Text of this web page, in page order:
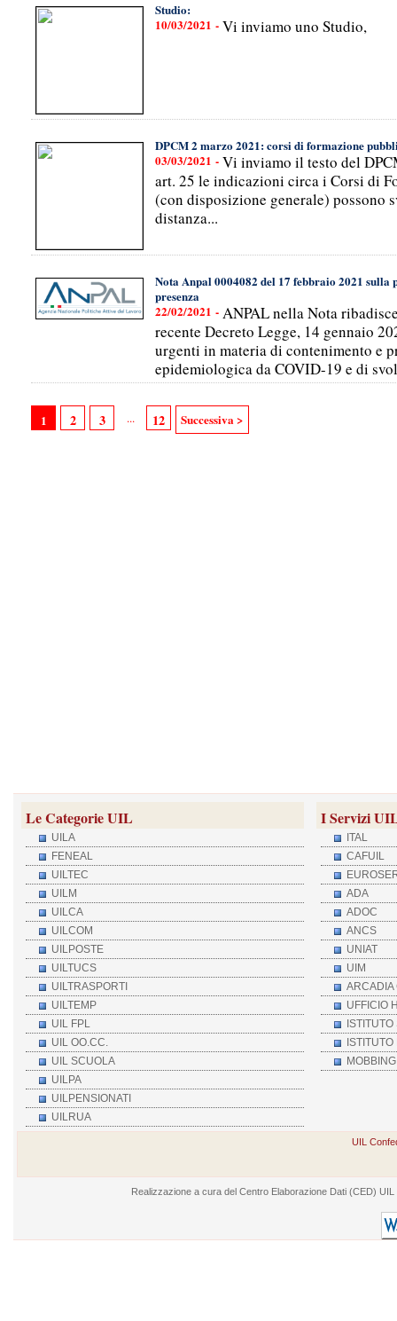
Studio:
10/03/2021 - Vi inviamo uno Studio,
DPCM 2 marzo 2021: corsi di formazione
03/03/2021 - Vi inviamo il testo del
art. 25 le indicazioni circa i Corsi di
(con disposizione generale) possono
distanza...
Nota Anpal 0004082 del 17 febbraio 2021
presenza
22/02/2021 - ANPAL nella Nota
recente Decreto Legge, 14 gennaio
urgenti in materia di contenimento e
epidemiologica da COVID-19 e di
1 2 3 ... 12 Successiva >
Le Categorie UIL
UILA
FENEAL
UILTEC
UILM
UILCA
UILCOM
UILPOSTE
UILTUCS
UILTRASPORTI
UILTEMP
UIL FPL
UIL OO.CC.
UIL SCUOLA
UILPA
UILPENSIONATI
UILRUA
I Servizi
ITAL
CAFUIL
ADA
ADOC
ANCS
UNIAT
UIM
ARCADIA
UFFICIO
UIL
Realizzazione a cura del Centro Elaborazione Dati (CED)